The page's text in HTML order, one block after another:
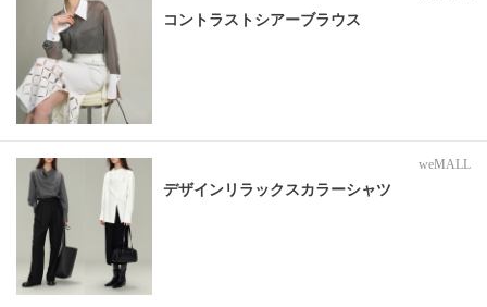
コントラストシアーブラウス
weMALL
デザインリラックスカラーシャツ